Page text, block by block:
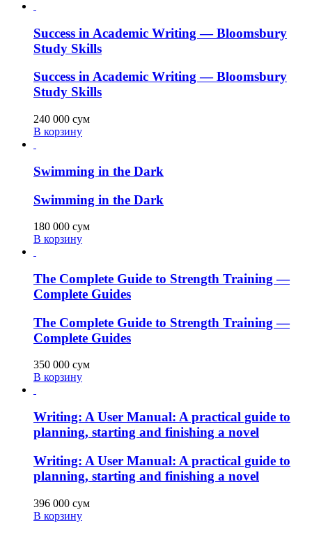
Success in Academic Writing — Bloomsbury
Study Skills
Success in Academic Writing — Bloomsbury
Study Skills
240 000 сум
В корзину
Swimming in the Dark
Swimming in the Dark
180 000 сум
В корзину
The Complete Guide to Strength Training —
Complete Guides
The Complete Guide to Strength Training —
Complete Guides
350 000 сум
В корзину
Writing: A User Manual: A practical guide to
planning, starting and finishing a novel
Writing: A User Manual: A practical guide to
planning, starting and finishing a novel
396 000 сум
В корзину